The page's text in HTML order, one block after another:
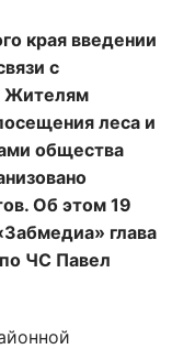
края введении
с
Жителям
леса и
общества
Об этом 19
глава
ЧС Павел